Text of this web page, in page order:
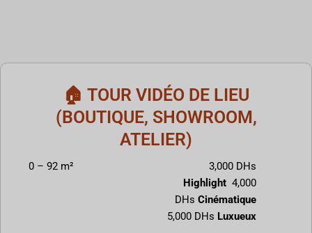
🏠 TOUR VIDÉO DE LIEU
(BOUTIQUE, SHOWROOM,
ATELIER)
0 – 92 m²
3,000 DHs
Highlight4,000
DHsCinématique
5,000 DHs Luxueux